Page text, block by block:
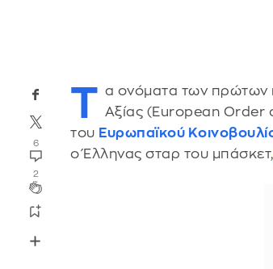
6
2
Τ α ονόματα των πρώτων
Αξίας (European
του Ευρωπαϊκού
ο Έλληνας σταρ του μπάσκετ,